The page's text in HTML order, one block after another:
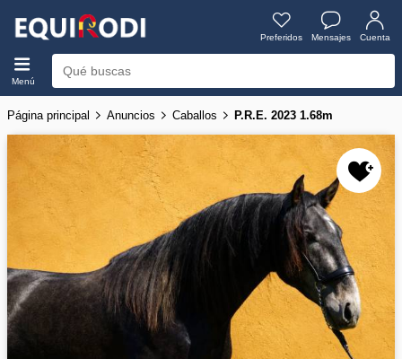
Preferidos Mensajes Cuenta
Menú
Página principal Anuncios Caballos P.R.E. 2023 1.68m